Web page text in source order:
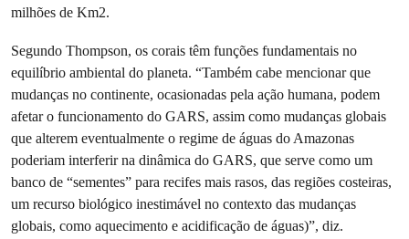
milhões de Km2.
Segundo Thompson, os corais têm funções fundamentais no
equilíbrio ambiental do planeta. “Também cabe mencionar que
mudanças no continente, ocasionadas pela ação humana, podem
afetar o funcionamento do GARS, assim como mudanças globais
que alterem eventualmente o regime de águas do Amazonas
poderiam interferir na dinâmica do GARS, que serve como um
banco de “sementes” para recifes mais rasos, das regiões costeiras,
um recurso biológico inestimável no contexto das mudanças
globais, como aquecimento e acidificação de águas)”, diz.